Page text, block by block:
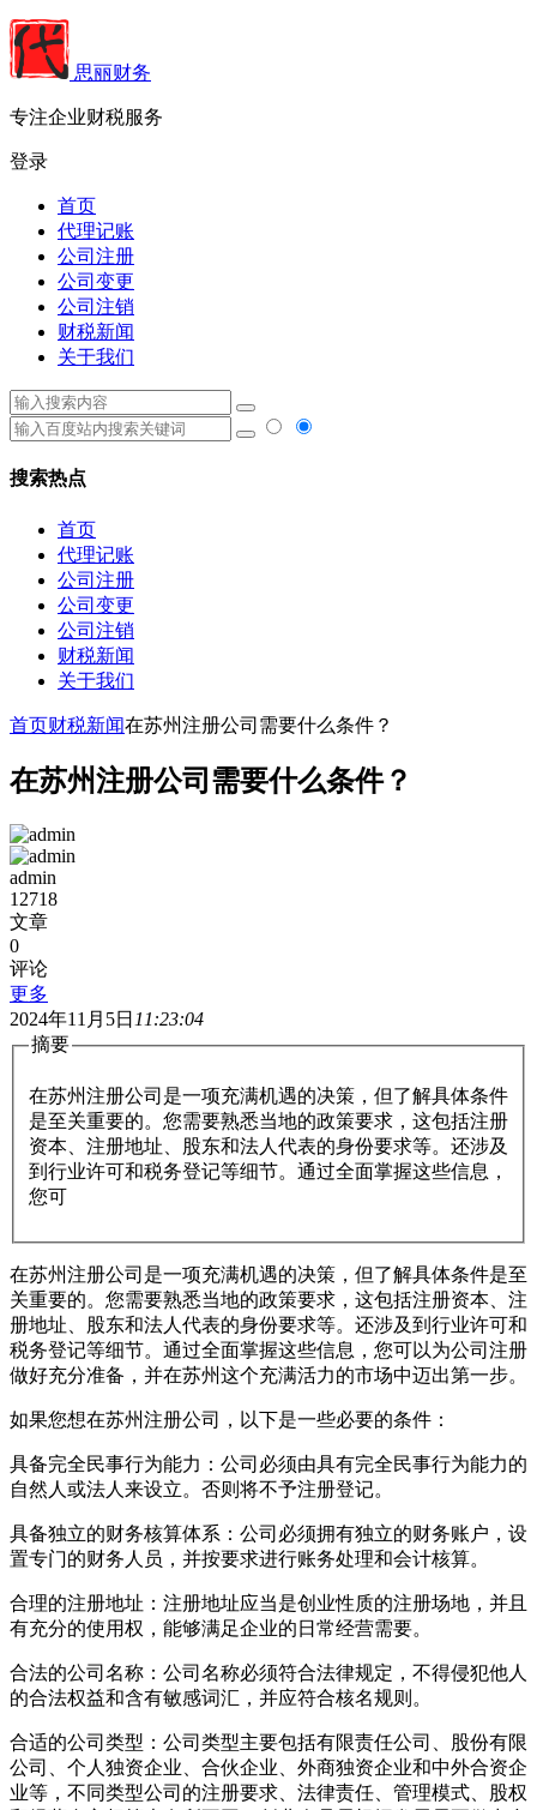
思丽财务
专注企业财税服务
登录
首页
代理记账
公司注册
公司变更
公司注销
财税新闻
关于我们
搜索热点
首页
代理记账
公司注册
公司变更
公司注销
财税新闻
关于我们
首页财税新闻在苏州注册公司需要什么条件？
在苏州注册公司需要什么条件？
admin
12718
文章
0
评论
更多
2024年11月5日 11:23:04
摘要
在苏州注册公司是一项充满机遇的决策，但了解具体条件
是至关重要的。您需要熟悉当地的政策要求，这包括注册
资本、注册地址、股东和法人代表的身份要求等。还涉及
到行业许可和税务登记等细节。通过全面掌握这些信息，
您可
在苏州注册公司是一项充满机遇的决策，但了解具体条件是至
关重要的。您需要熟悉当地的政策要求，这包括注册资本、注
册地址、股东和法人代表的身份要求等。还涉及到行业许可和
税务登记等细节。通过全面掌握这些信息，您可以为公司注册
做好充分准备，并在苏州这个充满活力的市场中迈出第一步。
如果您想在苏州注册公司，以下是一些必要的条件：
具备完全民事行为能力：公司必须由具有完全民事行为能力的
自然人或法人来设立。否则将不予注册登记。
具备独立的财务核算体系：公司必须拥有独立的财务账户，设
置专门的财务人员，并按要求进行账务处理和会计核算。
合理的注册地址：注册地址应当是创业性质的注册场地，并且
有充分的使用权，能够满足企业的日常经营需要。
合法的公司名称：公司名称必须符合法律规定，不得侵犯他人
的合法权益和含有敏感词汇，并应符合核名规则。
合适的公司类型：公司类型主要包括有限责任公司、股份有限
公司、个人独资企业、合伙企业、外商独资企业和中外合资企
业等，不同类型公司的注册要求、法律责任、管理模式、股权